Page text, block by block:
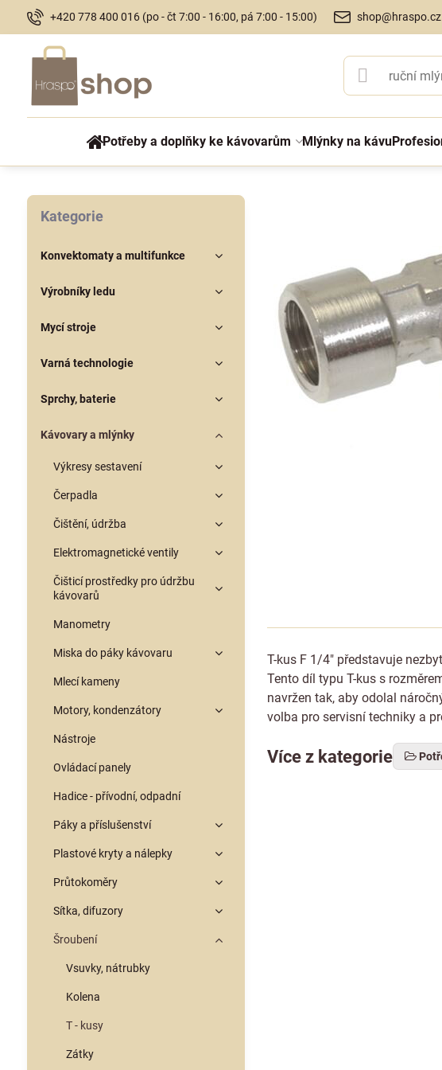
+420 778 400 016 (po - čt 7:00 - 16:00, pá 7:00 - 15:00) shop@hraspo.cz
Potřeby a doplňky ke kávovarům Mlýnky na kávu
T-kus F 1/4" představuje
Tento díl typu T-kus s
navržen tak, aby odolal
volba pro servisní techniky a
Více z kategorie
Kategorie
Konvektomaty a multifunkce
Výrobníky ledu
Mycí stroje
Varná technologie
Sprchy, baterie
Kávovary a mlýnky
Výkresy sestavení
Čerpadla
Čištění, údržba
Elektromagnetické ventily
Čišticí prostředky pro údržbu
kávovarů
Manometry
Miska do páky kávovaru
Mlecí kameny
Motory, kondenzátory
Nástroje
Ovládací panely
Hadice - přívodní, odpadní
Páky a příslušenství
Plastové kryty a nálepky
Průtokoměry
Sítka, difuzory
Šroubení
Vsuvky, nátrubky
Kolena
T - kusy
Zátky